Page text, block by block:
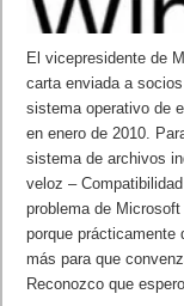
El vicepresidente de
carta enviada a
sistema operativo de
en enero de 2010.
sistema de archivos
veloz –
problema de
porque prácticamente
más para que
Reconozco que